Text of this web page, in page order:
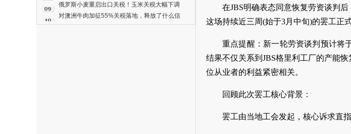
路变了
俄罗斯小麦重启出口关税！玉米关税大幅下调
对澳洲牛肉加征55%关税落地，释放了什么信
号？
在JBS明确表态同意恢复劳资谈判
这场持续近三周(始于3月中旬)的罢工正
重点提醒：新一轮劳资谈判预计将
结果不仅关系到JBS格里利工厂的产能
位从业者的利益紧密相关。
回顾此次罢工核心背景：
罢工由当地工会发起，核心诉求直